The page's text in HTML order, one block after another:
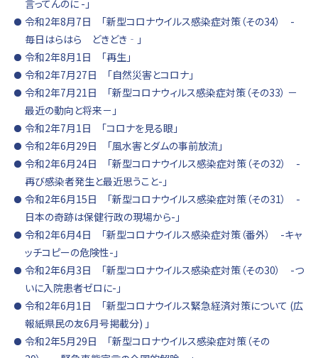
言ってんのに -」
令和2年8月7日 「新型コロナウイルス感染症対策（その34） -
毎日はらはら どきどき‐」
令和2年8月1日 「再生」
令和2年7月27日 「自然災害とコロナ」
令和2年7月21日 「新型コロナウィルス感染症対策（その33） －
最近の動向と将来－」
令和2年7月1日 「コロナを見る眼」
令和2年6月29日 「風水害とダムの事前放流」
令和2年6月24日 「新型コロナウイルス感染症対策（その32） -
再び感染者発生と最近思うこと-」
令和2年6月15日 「新型コロナウイルス感染症対策（その31） -
日本の奇跡は保健行政の現場から-」
令和2年6月4日 「新型コロナウイルス感染症対策（番外） -キャ
ッチコピーの危険性-」
令和2年6月3日 「新型コロナウイルス感染症対策（その30） -つ
いに入院患者ゼロに-」
令和2年6月1日 「新型コロナウイルス緊急経済対策について (広
報紙県民の友6月号掲載分) 」
令和2年5月29日 「新型コロナウイルス感染症対策（その